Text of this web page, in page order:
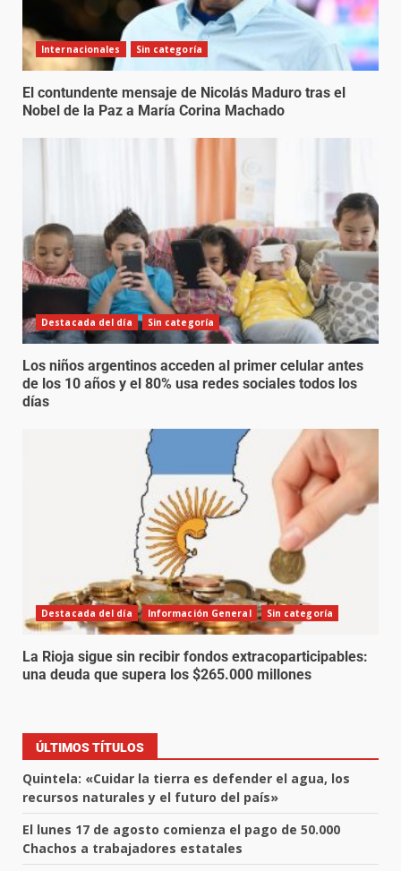
Internacionales Sin categoría
El contundente mensaje de Nicolás Maduro tras el
Nobel de la Paz a María Corina Machado
Destacada del día Sin categoría
Los niños argentinos acceden al primer celular antes
de los 10 años y el 80% usa redes sociales todos los
días
Destacada del día Información General Sin categoría
La Rioja sigue sin recibir fondos extracoparticipables:
una deuda que supera los $265.000 millones
ÚLTIMOS TÍTULOS
Quintela: «Cuidar la tierra es defender el agua, los
recursos naturales y el futuro del país»
El lunes 17 de agosto comienza el pago de 50.000
Chachos a trabajadores estatales